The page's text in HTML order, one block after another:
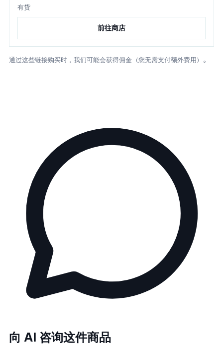
有货
前往商店
通过这些链接购买时，我们可能会获得佣金（您无需支付额外费用）。
向 AI 咨询这件商品